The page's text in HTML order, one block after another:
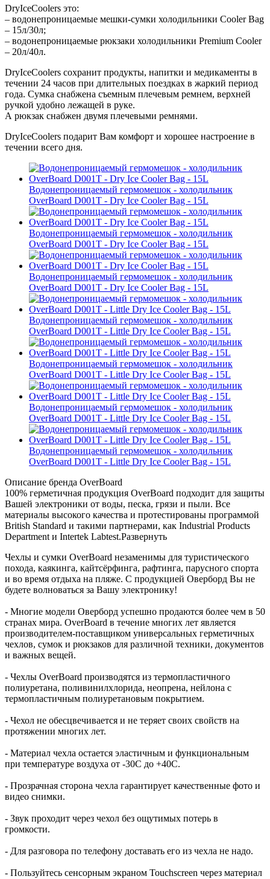
DryIceCoolers это:
– водонепроницаемые мешки-сумки холодильники Cooler Bag
– 15л/30л;
– водонепроницаемые рюкзаки холодильники Premium Cooler
– 20л/40л.
DryIceCoolers сохранит продукты, напитки и медикаменты в
течении 24 часов при длительных поездках в жаркий период
года. Сумка снабжена съемным плечевым ремнем, верхней
ручкой удобно лежащей в руке.
А рюкзак снабжен двумя плечевыми ремнями.
DryIceCoolers подарит Вам комфорт и хорошее настроение в
течении всего дня.
Водонепроницаемый гермомешок - холодильник
OverBoard D001T - Dry Ice Cooler Bag - 15L
Водонепроницаемый гермомешок - холодильник
OverBoard D001T - Dry Ice Cooler Bag - 15L
Водонепроницаемый гермомешок - холодильник
OverBoard D001T - Dry Ice Cooler Bag - 15L
Водонепроницаемый гермомешок - холодильник
OverBoard D001T - Little Dry Ice Cooler Bag - 15L
Водонепроницаемый гермомешок - холодильник
OverBoard D001T - Little Dry Ice Cooler Bag - 15L
Водонепроницаемый гермомешок - холодильник
OverBoard D001T - Little Dry Ice Cooler Bag - 15L
Водонепроницаемый гермомешок - холодильник
OverBoard D001T - Little Dry Ice Cooler Bag - 15L
Описание бренда OverBoard
100% герметичная продукция OverBoard подходит для защиты
Вашей электроники от воды, песка, грязи и пыли. Все
материалы высокого качества и протестированы программой
British Standard и такими партнерами, как Industrial Products
Department и Intertek Labtest.Развернуть
Чехлы и сумки OverBoard незаменимы для туристического
похода, каякинга, кайтсёрфинга, рафтинга, парусного спорта
и во время отдыха на пляже. С продукцией Оверборд Вы не
будете волноваться за Вашу электронику!
- Многие модели Оверборд успешно продаются более чем в 50
странах мира. OverBoard в течение многих лет является
производителем-поставщиком универсальных герметичных
чехлов, сумок и рюкзаков для различной техники, документов
и важных вещей.
- Чехлы OverBoard производятся из термопластичного
полиуретана, поливинилхлорида, неопрена, нейлона с
термопластичным полиуретановым покрытием.
- Чехол не обесцвечивается и не теряет своих свойств на
протяжении многих лет.
- Материал чехла остается эластичным и функциональным
при температуре воздуха от -30C до +40C.
- Прозрачная сторона чехла гарантирует качественные фото и
видео снимки.
- Звук проходит через чехол без ощутимых потерь в
громкости.
- Для разговора по телефону доставать его из чехла не надо.
- Пользуйтесь сенсорным экраном Touchscreen через материал